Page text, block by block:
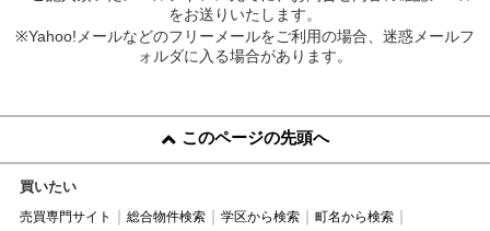
をお送りいたします。
※Yahoo!メールなどのフリーメールをご利用の場合、迷惑メールフ
ォルダに入る場合があります。
このページの先頭へ
買いたい
売買専門サイト 総合物件検索 学区から検索
町名から検索